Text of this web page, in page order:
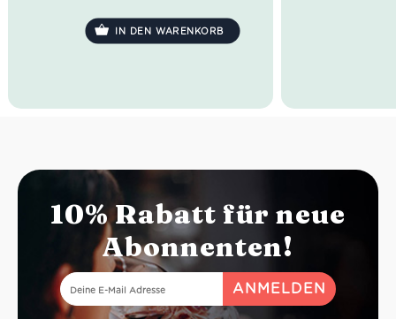
IN DEN WARENKORB
10% Rabatt für neue
Abonnenten!